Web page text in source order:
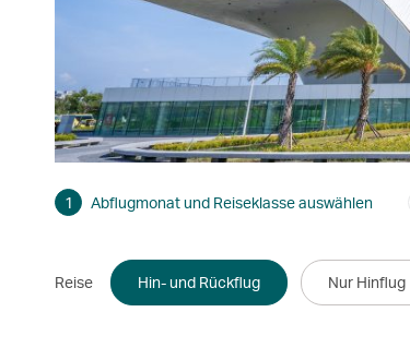
1 Abflugmonat und Reiseklasse auswählen
Reise Hin- und Rückflug Nur Hinflug